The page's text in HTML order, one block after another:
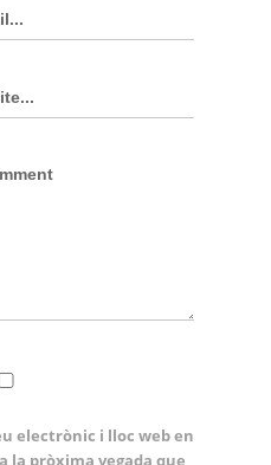
electrònic i lloc web en
la pròxima vegada que